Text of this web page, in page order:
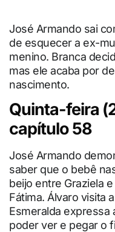
José Armando sai
de esquecer a ex-
menino. Branca
mas ele acaba por
nascimento.
Quinta-feira
capítulo 58
José Armando
saber que o bebê
beijo entre Graziela
Fátima. Álvaro visita
Esmeralda expressa
poder ver e pegar o